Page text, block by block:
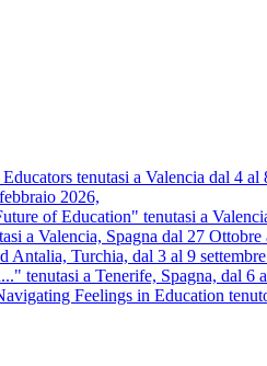
tenutasi a Valencia dal 4 al
2026,
of Education" tenutasi a
a Valencia, Spagna dal 27
Antalia, Turchia, dal 3 al 9
tenutasi a Tenerife, Spagna, dal 6
Feelings in Education